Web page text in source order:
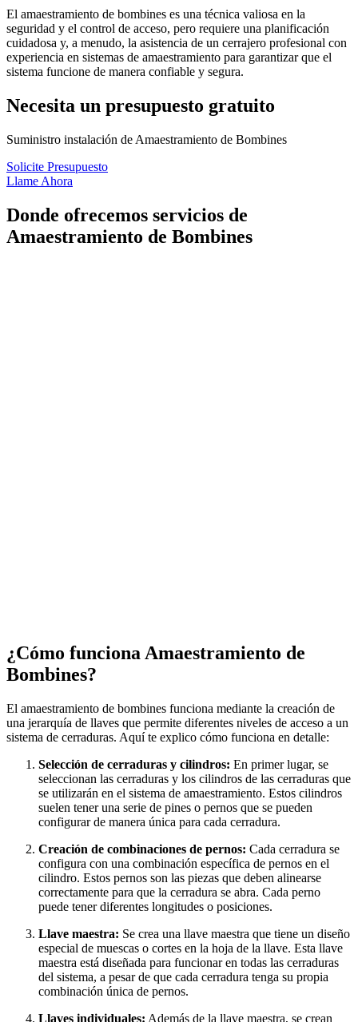
El amaestramiento de bombines es una técnica valiosa en la
seguridad y el control de acceso, pero requiere una planificación
cuidadosa y, a menudo, la asistencia de un cerrajero profesional con
experiencia en sistemas de amaestramiento para garantizar que el
sistema funcione de manera confiable y segura.
Necesita un presupuesto gratuito
Suministro instalación de Amaestramiento de Bombines
Solicite Presupuesto
Llame Ahora
Donde ofrecemos servicios de
Amaestramiento de Bombines
¿Cómo funciona Amaestramiento de
Bombines?
El amaestramiento de bombines funciona mediante la creación de
una jerarquía de llaves que permite diferentes niveles de acceso a un
sistema de cerraduras. Aquí te explico cómo funciona en detalle:
Selección de cerraduras y cilindros: En primer lugar, se
seleccionan las cerraduras y los cilindros de las cerraduras que
se utilizarán en el sistema de amaestramiento. Estos cilindros
suelen tener una serie de pines o pernos que se pueden
configurar de manera única para cada cerradura.
Creación de combinaciones de pernos: Cada cerradura se
configura con una combinación específica de pernos en el
cilindro. Estos pernos son las piezas que deben alinearse
correctamente para que la cerradura se abra. Cada perno
puede tener diferentes longitudes o posiciones.
Llave maestra: Se crea una llave maestra que tiene un diseño
especial de muescas o cortes en la hoja de la llave. Esta llave
maestra está diseñada para funcionar en todas las cerraduras
del sistema, a pesar de que cada cerradura tenga su propia
combinación única de pernos.
Llaves individuales: Además de la llave maestra, se crean